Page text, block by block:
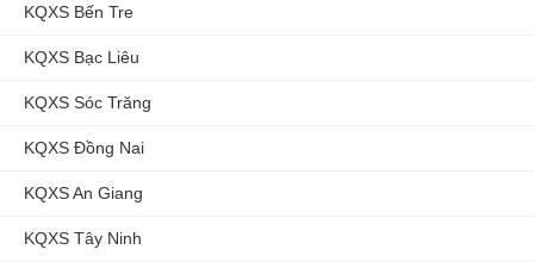
KQXS Bến Tre
KQXS Bạc Liêu
KQXS Sóc Trăng
KQXS Đồng Nai
KQXS An Giang
KQXS Tây Ninh